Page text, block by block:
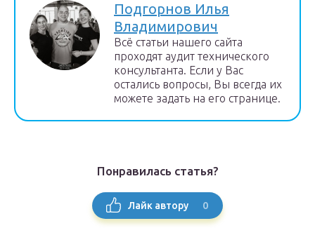
Подгорнов Илья
Владимирович
Всё статьи нашего сайта
проходят аудит технического
консультанта. Если у Вас
остались вопросы, Вы всегда их
можете задать на его странице.
Понравилась статья?
Лайк автору 0